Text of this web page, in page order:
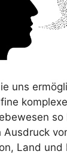
uns
komplexe
so
Land und